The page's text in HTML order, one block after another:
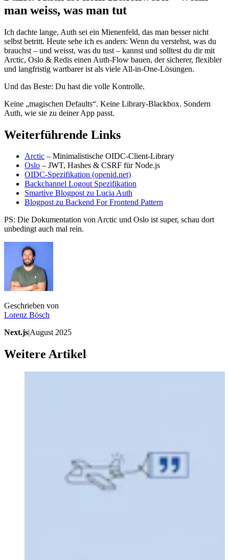
man weiss, was man tut
Ich dachte lange, Auth sei ein Mienenfeld, das man besser nicht
selbst betritt. Heute sehe ich es anders: Wenn du verstehst, was du
brauchst – und weisst, was du tust – kannst und solltest du dir mit
Arctic, Oslo & Redis einen Auth-Flow bauen, der sicherer, flexibler
und langfristig wartbarer ist als viele All-in-One-Lösungen.
Und das Beste: Du hast die volle Kontrolle.
Keine „magischen Defaults“. Keine Library-Blackbox. Sondern
Auth, wie sie zu deiner App passt.
Weiterführende Links
Arctic – Minimalistische OIDC-Client-Library
Oslo – JWT, Hashes & CSRF für Node.js
OIDC-Spezifikation (openid.net)
Backchannel Logout Spezifikation
Smartive Blogpost zu Lucia Auth
Blogpost zu Backend For Frontend Pattern
PS: Die Dokumentation von Arctic und Oslo ist super, schau dort
unbedingt auch mal rein.
Geschrieben von
Lorenz Bösch
Next.jsAugust 2025
Weitere Artikel